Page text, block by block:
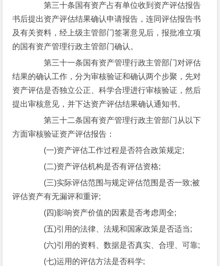
第三十条国有资产占有单位收到资产评估报告
书后提出资产评估结果确认申请报告，连同评估报告书
及有关资料，经上级主管部门签署意见后，报批准立项
的国有资产管理行政主管部门确认。
第三十一条国有资产管理行政主管部门对评估
结果的确认工作，分为审核验证和确认两个步聚，先对
资产评估是否独立公正、科学合理进行审核验证，然后
提出审核意见，并下达资产评估结果确认通知书。
第三十二条国有资产管理行政主管部门从以下
方面审核验证资产评估报告：
(一)资产评估工作过程是否符合政策规定;
(二)资产评估机构是否有评估资格;
(三)实际评估范围与规定评估范围是否一致;被
评估资产有无漏评和重评;
(四)影响资产价值的因素是否考虑周全;
(五)引用的法律、法规和国家政策是否适当;
(六)引用的资料、数据是否真实、合理、可靠;
(七)运用的评估方法是否科学;